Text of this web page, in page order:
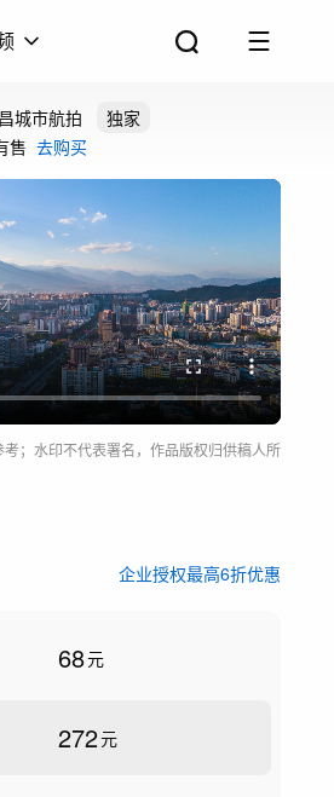
城市航拍
独家
售 去购买
；水印不代表署名，作品版权归供稿人所
企业授权最高6折优惠
68元
272元